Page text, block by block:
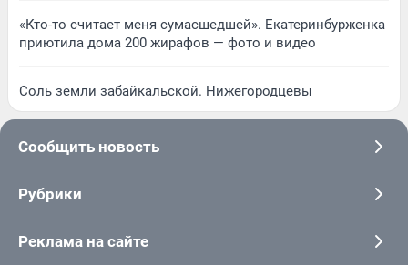
«Кто-то считает меня сумасшедшей». Екатеринбурженка
приютила дома 200 жирафов — фото и видео
Соль земли забайкальской. Нижегородцевы
Сообщить новость
Рубрики
Реклама на сайте